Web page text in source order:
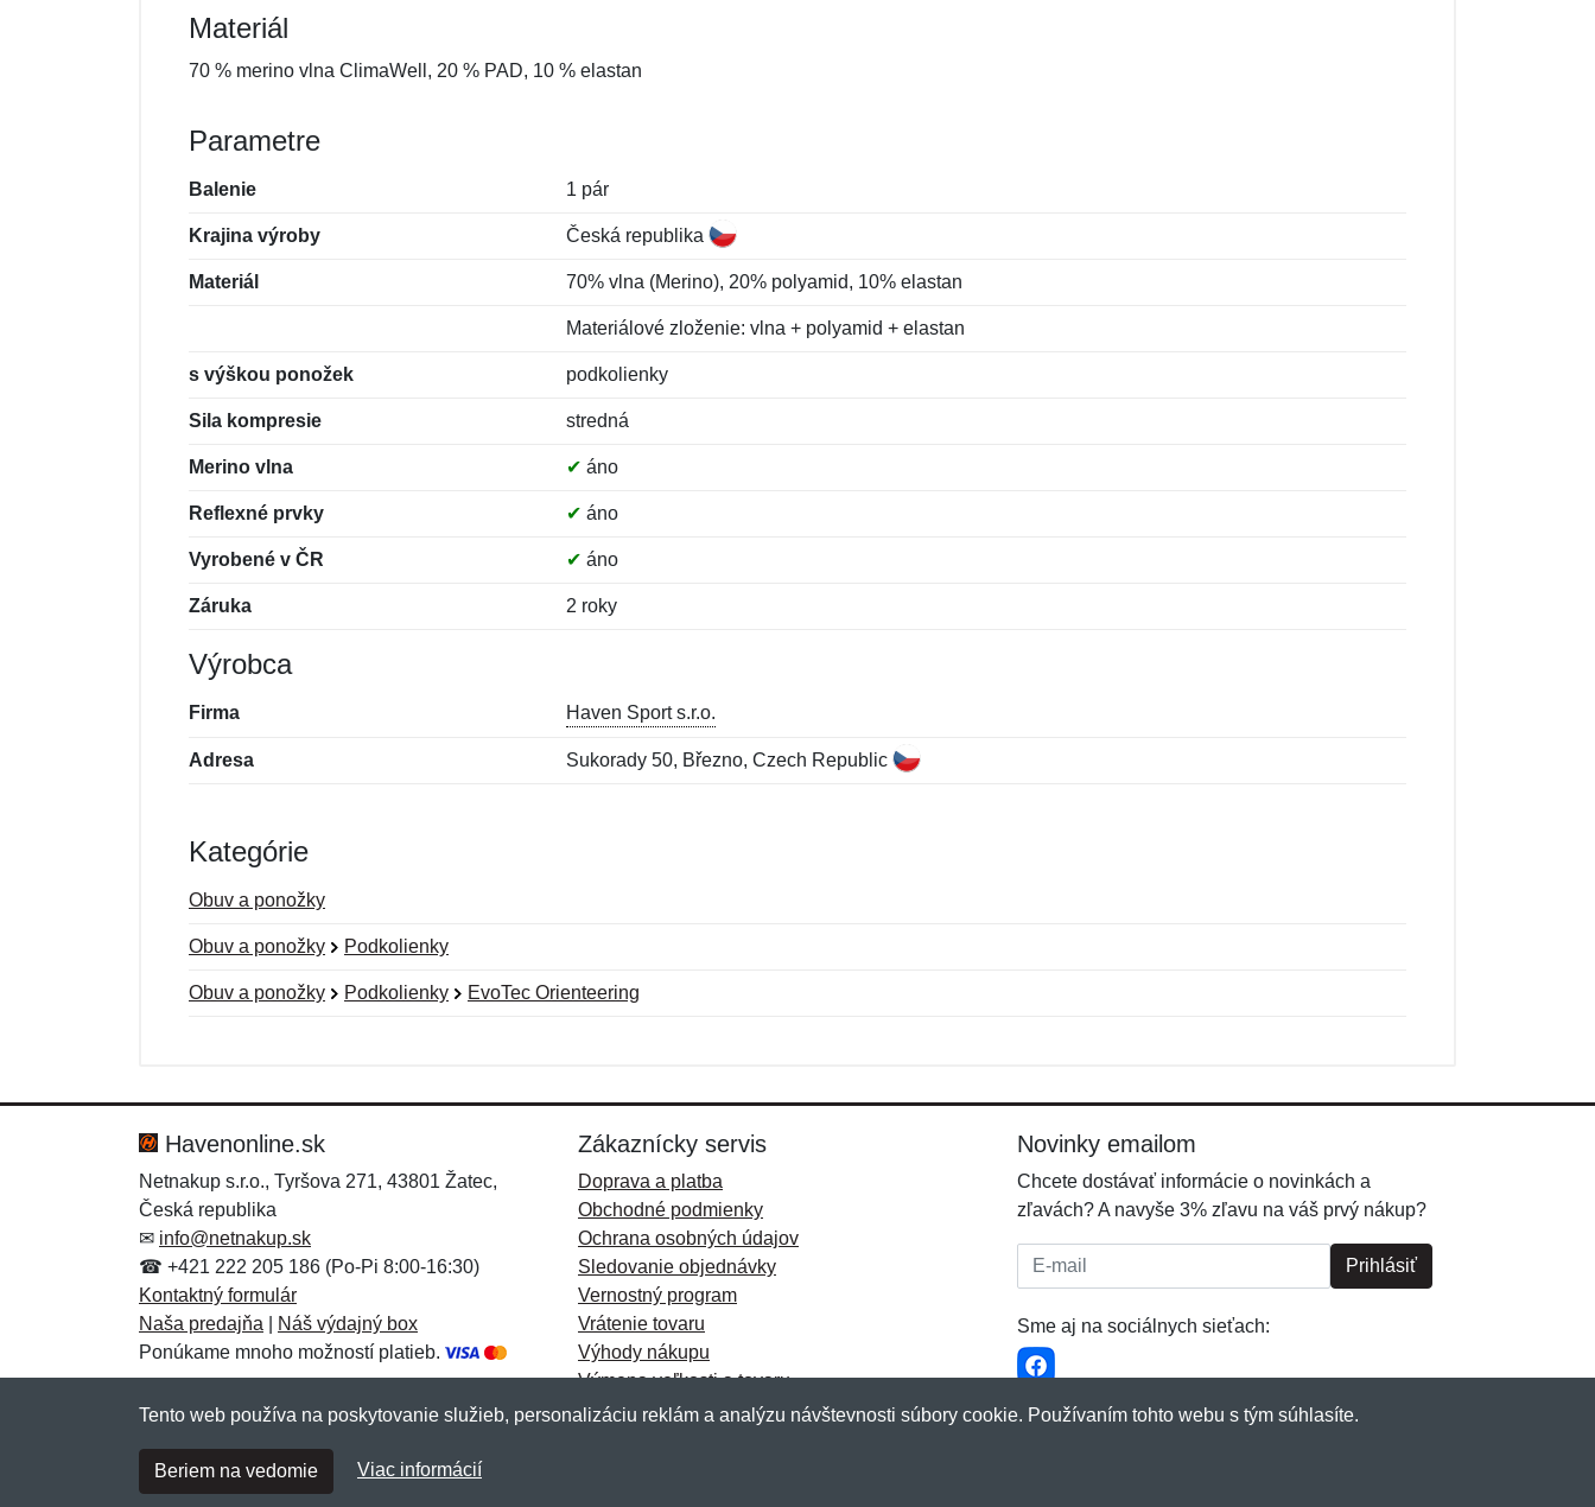
Materiál
70 % merino vlna ClimaWell, 20 % PAD, 10 % elastan
Parametre
Balenie 1 pár
Krajina výroby Česká republika
Materiál 70% vlna (Merino), 20% polyamid, 10% elastan
Materiálové zloženie: vlna + polyamid + elastan
s výškou ponožek podkolienky
Sila kompresie stredná
Merino vlna ✔ áno
Reflexné prvky ✔ áno
Vyrobené v ČR ✔ áno
Záruka 2 roky
Výrobca
Firma Haven Sport s.r.o.
Adresa Sukorady 50, Březno, Czech Republic
Kategórie
Obuv a ponožky
Obuv a ponožky Podkolienky
Obuv a ponožky Podkolienky EvoTec Orienteering
Správa*
Pridať
Správa*
Pridať
Havenonline.sk
Netnakup s.r.o., Tyršova 271, 43801 Žatec,
Česká republika
✉ info@netnakup.sk
☎ +421 222 205 186 (Po-Pi 8:00-16:30)
Kontaktný formulár
Naša predajňa
Náš výdajný box
Ponúkame mnoho možností platieb.
Zákaznícky servis
Doprava a platba
Obchodné podmienky
Ochrana osobných údajov
Sledovanie objednávky
Vernostný program
Vrátenie tovaru
Výhody nákupu
Výmena veľkosti a tovaru
Viac informácií...
Novinky emailom
Chcete dostávať informácie o novinkách a
zľavách? A navyše 3% zľavu na váš prvý nákup?
E-mail: Prihlásiť
Sme aj na sociálnych sieťach:
Copyright © 2007-2026 (19 rokov s vami)
Tento web používa na poskytovanie služieb, personalizáciu reklám a analýzu návštevnosti súbory cookie. Používaním tohto webu s tým súhlasíte.
Beriem na vedomie Viac informácií